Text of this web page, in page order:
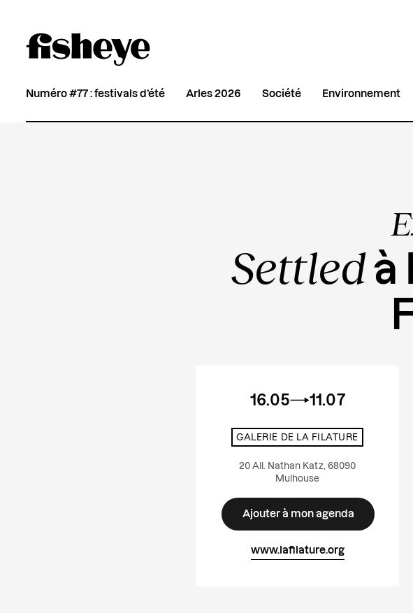
Numéro #77 : festivals d’été Arles 2026 Société Environnement
Settled à
16.05 11.07
GALERIE DE LA FILATURE
20 All. Nathan Katz, 68090
Mulhouse
Ajouter à mon agenda
www.lafilature.org